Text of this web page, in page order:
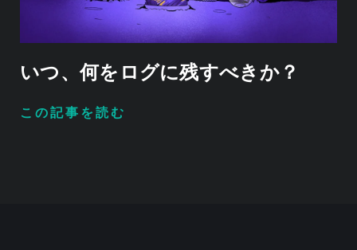
いつ、何をログに残すべきか？
この記事を読む